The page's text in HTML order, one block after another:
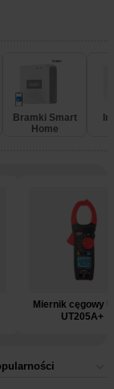
Bramki Smart
Home
Miernik cęgowy
UT205A+